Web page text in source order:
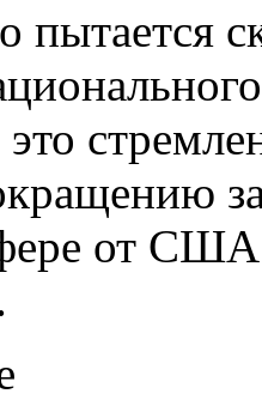
пытается
это
от